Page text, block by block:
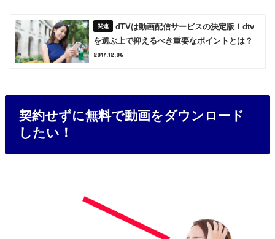
dTVは動画配信サービスの決定版！dtv
を選ぶ上で抑えるべき重要なポイントとは？
2017.12.06
契約せずに無料で動画をダウンロード
したい！